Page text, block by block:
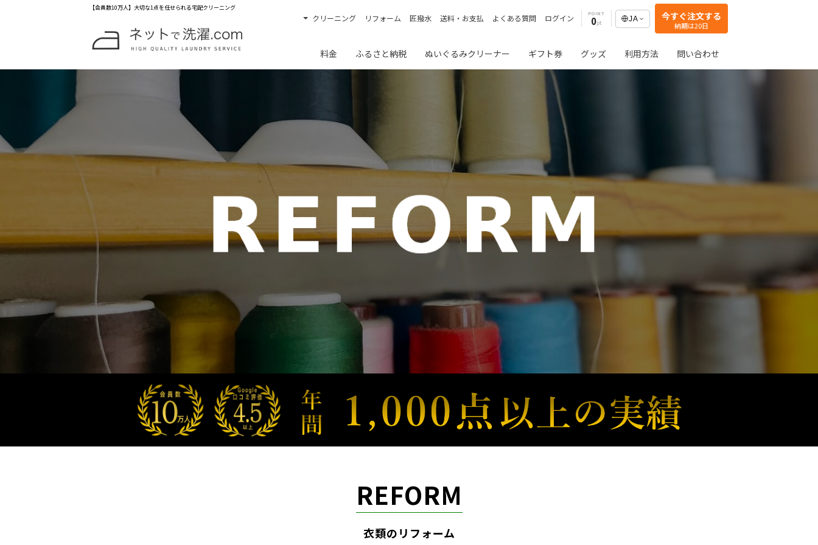
【会員数10万人】大切な1点を任せられる宅配クリーニング
クリーニング リフォーム 匠撥水 送料・お支払 よくある質問 ログイン POINT
0 JA 今すぐ注文する
納期は20日
料金 ふるさと納税 ぬいぐるみクリーナー ギフト券 グッズ 利用方法 問い合わせ
REFORM
衣類のリフォーム